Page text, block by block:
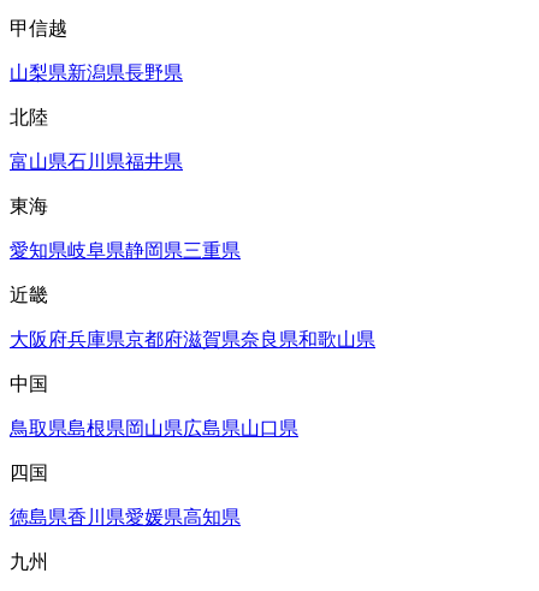
甲信越
山梨県新潟県長野県
北陸
富山県石川県福井県
東海
愛知県岐阜県静岡県三重県
近畿
大阪府兵庫県京都府滋賀県奈良県和歌山県
中国
鳥取県島根県岡山県広島県山口県
四国
徳島県香川県愛媛県高知県
九州